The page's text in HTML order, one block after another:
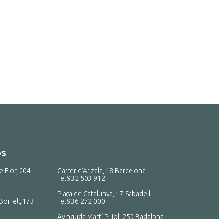
Flor, 204
173
Carrer d'Arizala, 18 Barcelona
Tel:932 503 912
Plaça de Catalunya, 17 Sabadell
Tel:936 272 000
Avinguda Martí Pujol, 250 Badalona